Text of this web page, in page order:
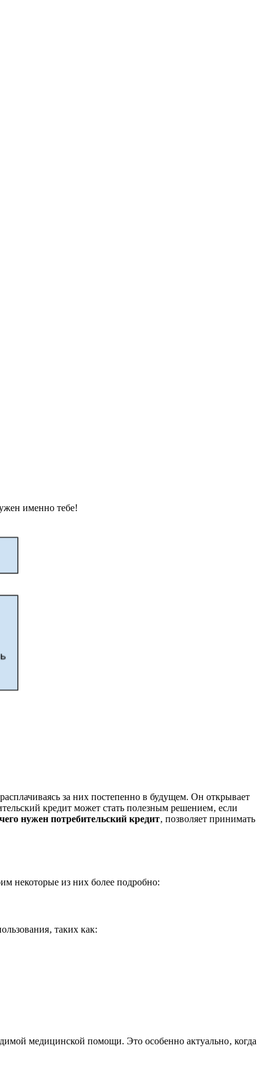
именно тебе!
за них постепенно в будущем. Он открывает
кредит может стать полезным решением‚ если
нужен потребительский кредит‚ позволяет принимать
некоторые из них более подробно:
таких как:
медицинской помощи. Это особенно актуально‚ когда